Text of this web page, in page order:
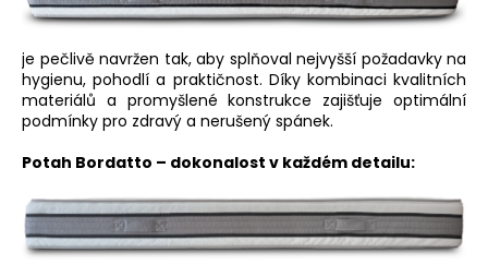
je pečlivě navržen tak, aby splňoval nejvyšší požadavky na
hygienu, pohodlí a praktičnost. Díky kombinaci kvalitních
materiálů a promyšlené konstrukce zajišťuje optimální
podmínky pro zdravý a nerušený spánek.
Potah Bordatto – dokonalost v každém detailu: